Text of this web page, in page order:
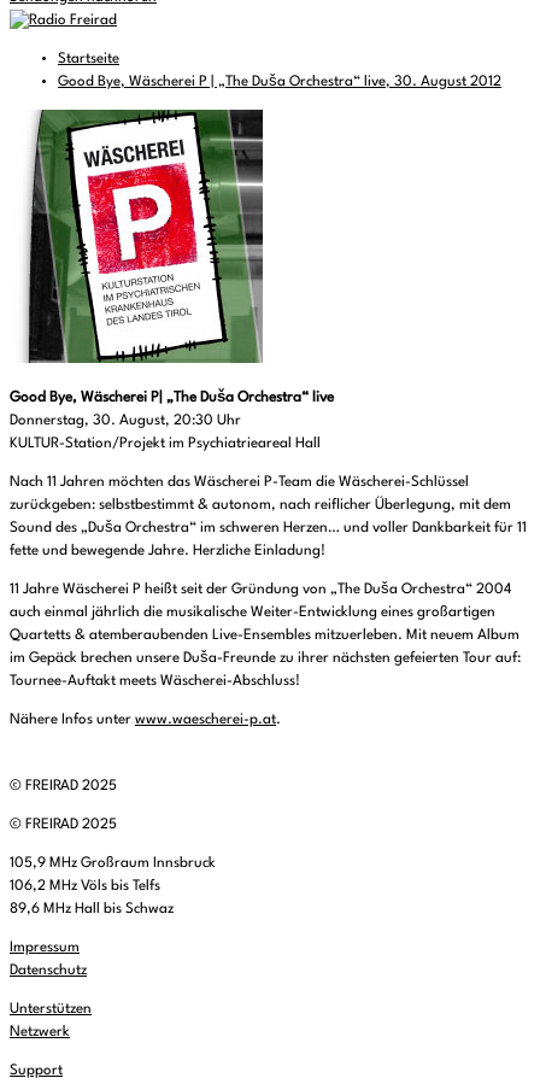
Startseite
Good Bye, Wäscherei P | „The Duša Orchestra“ live, 30. August 2012
Good Bye, Wäscherei P| „The Duša Orchestra“ live
Donnerstag, 30. August, 20:30 Uhr
KULTUR-Station/Projekt im Psychiatrieareal Hall
Nach 11 Jahren möchten das Wäscherei P-Team die Wäscherei-Schlüssel
zurückgeben: selbstbestimmt & autonom, nach reiflicher Überlegung, mit dem
Sound des „Duša Orchestra“ im schweren Herzen… und voller Dankbarkeit für 11
fette und bewegende Jahre. Herzliche Einladung!
11 Jahre Wäscherei P heißt seit der Gründung von „The Duša Orchestra“ 2004
auch einmal jährlich die musikalische Weiter-Entwicklung eines großartigen
Quartetts & atemberaubenden Live-Ensembles mitzuerleben. Mit neuem Album
im Gepäck brechen unsere Duša-Freunde zu ihrer nächsten gefeierten Tour auf:
Tournee-Auftakt meets Wäscherei-Abschluss!
Nähere Infos unter www.waescherei-p.at.
© FREIRAD 2025
© FREIRAD 2025
105,9 MHz Großraum Innsbruck
106,2 MHz Völs bis Telfs
89,6 MHz Hall bis Schwaz
Impressum
Datenschutz
Unterstützen
Netzwerk
Support